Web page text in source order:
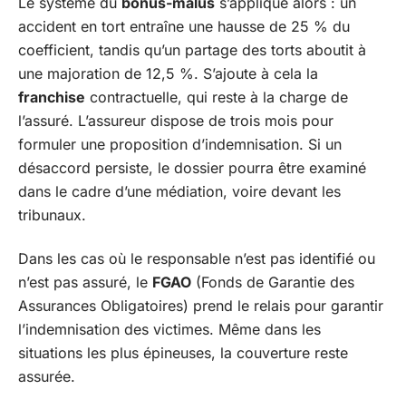
accident en tort entraîne une hausse de 25 % du
coefficient, tandis qu’un partage des torts aboutit à
une majoration de 12,5 %. S’ajoute à cela la
franchise contractuelle, qui reste à la charge de
l’assuré. L’assureur dispose de trois mois pour
formuler une proposition d’indemnisation. Si un
désaccord persiste, le dossier pourra être examiné
dans le cadre d’une médiation, voire devant les
tribunaux.
Dans les cas où le responsable n’est pas identifié ou
n’est pas assuré, le FGAO (Fonds de Garantie des
Assurances Obligatoires) prend le relais pour garantir
l’indemnisation des victimes. Même dans les
situations les plus épineuses, la couverture reste
assurée.